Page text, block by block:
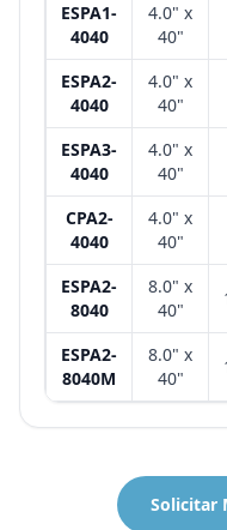
ESPA1-
4040
4.0" x
40"
ESPA2-
4040
4.0" x
40"
ESPA3-
4040
4.0" x
40"
CPA2-
4040
4.0" x
40"
ESPA2-
8040
8.0" x
40"
ESPA2-
8040M
8.0" x
40"
Solicitar